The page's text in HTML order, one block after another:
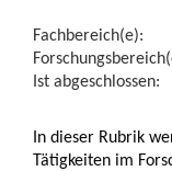
Fachbereich(e):
Ist abgeschlossen:
In dieser Rubrik
Tätigkeiten im